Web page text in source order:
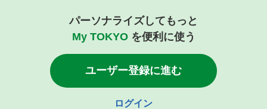
パーソナライズしてもっと
My TOKYOを便利に使う
ユーザー登録に進む
ログイン